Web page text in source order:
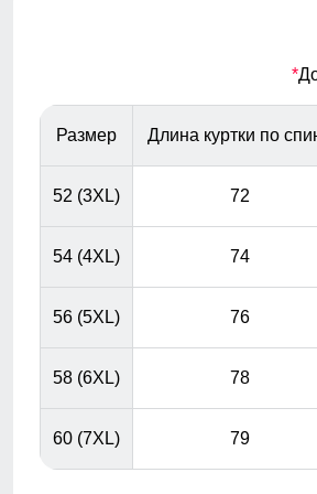
Карман служит для хранения
пластиковая карта с
на горнолыжных курортах).
*
Размер Длина куртки по
52 (3XL) 72
54 (4XL) 74
56 (5XL) 76
58 (6XL) 78
60 (7XL) 79